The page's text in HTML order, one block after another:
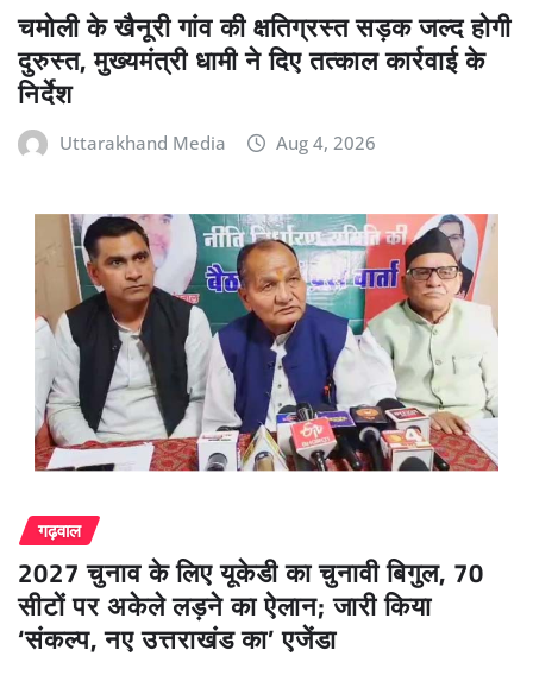
चमोली के खैनूरी गांव की क्षतिग्रस्त सड़क जल्द होगी
दुरुस्त, मुख्यमंत्री धामी ने दिए तत्काल कार्रवाई के
निर्देश
Uttarakhand Media Aug 4, 2026
गढ़वाल
2027 चुनाव के लिए यूकेडी का चुनावी बिगुल, 70
सीटों पर अकेले लड़ने का ऐलान; जारी किया
‘संकल्प, नए उत्तराखंड का’ एजेंडा